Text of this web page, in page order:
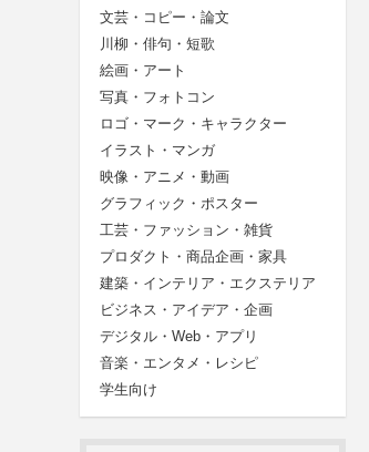
文芸・コピー・論文
川柳・俳句・短歌
絵画・アート
写真・フォトコン
ロゴ・マーク・キャラクター
イラスト・マンガ
映像・アニメ・動画
グラフィック・ポスター
工芸・ファッション・雑貨
プロダクト・商品企画・家具
建築・インテリア・エクステリア
ビジネス・アイデア・企画
デジタル・Web・アプリ
音楽・エンタメ・レシピ
学生向け